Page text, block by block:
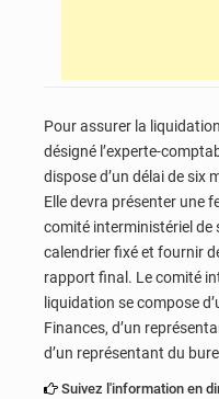
Pour assurer la
désigné l’experte-
dispose d’un délai de six
Elle devra présenter une
comité interministériel de
calendrier fixé et fournir
rapport final. Le comité
liquidation se compose
Finances, d’un
d’un représentant du
Suivez l'information en